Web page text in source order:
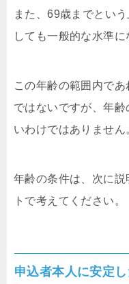
また、69歳までとい
しても一般的な水準に
この年齢の範囲内で
ではないですが、年
いわけではありません
年齢の条件は、次に
トで考えてください。
申込者本人に安定